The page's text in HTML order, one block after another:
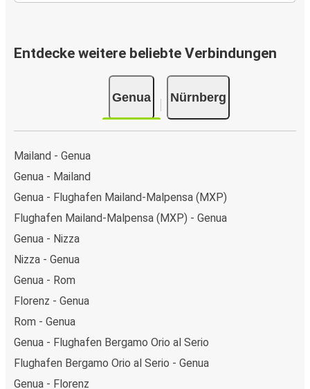
Entdecke weitere beliebte Verbindungen
Genua Nürnberg
Mailand - Genua
Genua - Mailand
Genua - Flughafen Mailand-Malpensa (MXP)
Flughafen Mailand-Malpensa (MXP) - Genua
Genua - Nizza
Nizza - Genua
Genua - Rom
Florenz - Genua
Rom - Genua
Genua - Flughafen Bergamo Orio al Serio
Flughafen Bergamo Orio al Serio - Genua
Genua - Florenz